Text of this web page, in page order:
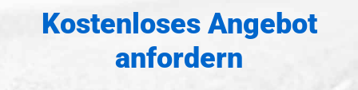
Kostenloses Angebot
anfordern